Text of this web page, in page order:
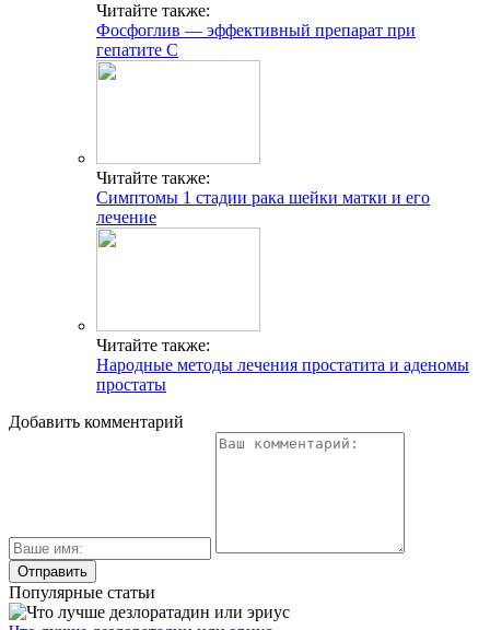
Читайте также:
Фосфоглив — эффективный препарат при
гепатите С
Читайте также:
Симптомы 1 стадии рака шейки матки и его
лечение
Читайте также:
Народные методы лечения простатита и аденомы
простаты
Добавить комментарий
Популярные статьи